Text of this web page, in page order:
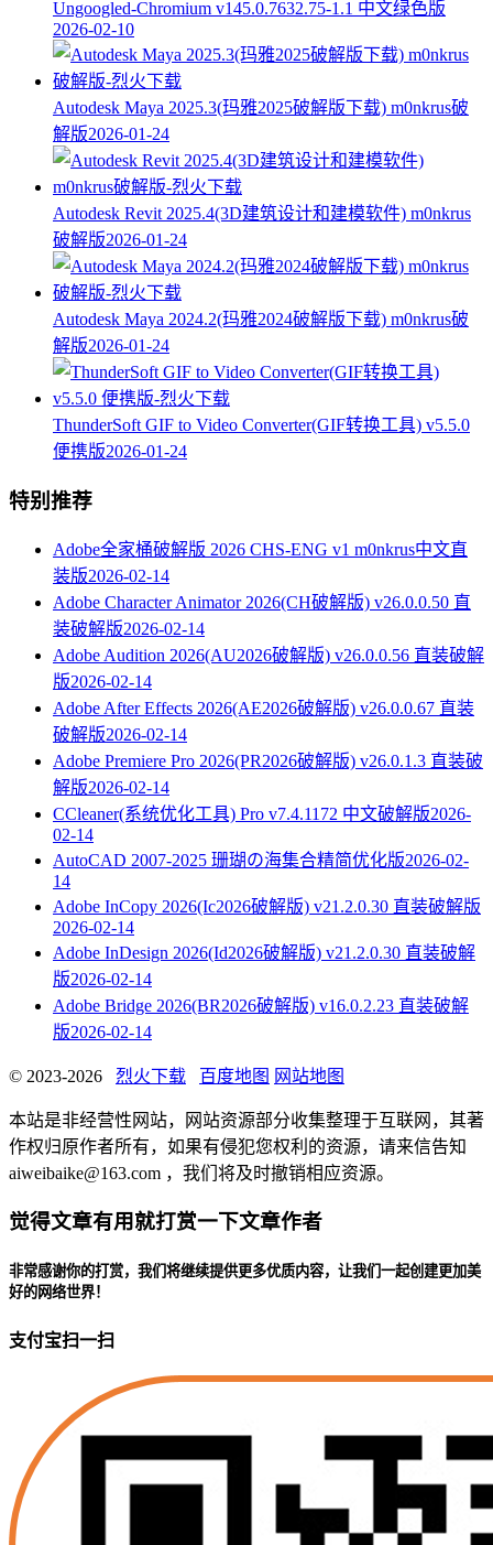
Ungoogled-Chromium v145.0.7632.75-1.1 中文绿色版
2026-02-10
Autodesk Maya 2025.3(玛雅2025破解版下载) m0nkrus破
解版2026-01-24
Autodesk Revit 2025.4(3D建筑设计和建模软件) m0nkrus
破解版2026-01-24
Autodesk Maya 2024.2(玛雅2024破解版下载) m0nkrus破
解版2026-01-24
ThunderSoft GIF to Video Converter(GIF转换工具) v5.5.0
便携版2026-01-24
特别推荐
Adobe全家桶破解版 2026 CHS-ENG v1 m0nkrus中文直
装版2026-02-14
Adobe Character Animator 2026(CH破解版) v26.0.0.50 直
装破解版2026-02-14
Adobe Audition 2026(AU2026破解版) v26.0.0.56 直装破解
版2026-02-14
Adobe After Effects 2026(AE2026破解版) v26.0.0.67 直装
破解版2026-02-14
Adobe Premiere Pro 2026(PR2026破解版) v26.0.1.3 直装破
解版2026-02-14
CCleaner(系统优化工具) Pro v7.4.1172 中文破解版2026-
02-14
AutoCAD 2007-2025 珊瑚の海集合精简优化版2026-02-
14
Adobe InCopy 2026(Ic2026破解版) v21.2.0.30 直装破解版
2026-02-14
Adobe InDesign 2026(Id2026破解版) v21.2.0.30 直装破解
版2026-02-14
Adobe Bridge 2026(BR2026破解版) v16.0.2.23 直装破解
版2026-02-14
© 2023-2026 烈火下载 百度地图 网站地图
本站是非经营性网站，网站资源部分收集整理于互联网，其著
作权归原作者所有，如果有侵犯您权利的资源，请来信告知
aiweibaike@163.com ，我们将及时撤销相应资源。
觉得文章有用就打赏一下文章作者
非常感谢你的打赏，我们将继续提供更多优质内容，让我们一起创建更加美
好的网络世界！
支付宝扫一扫